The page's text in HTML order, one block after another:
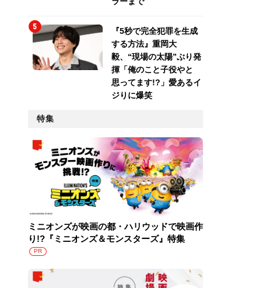
『5秒で完全犯罪を生成
する方法』重岡大
毅、“現場の太陽”ぶり発
揮「俺のこと子役やと
思ってます!?」愛あるイ
ジりに爆笑
特集
ミニオンズが映画の都・ハリウッドで映画作
り!?『ミニオンズ＆モンスターズ』特集
PR